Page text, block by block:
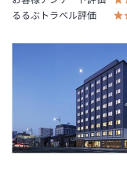
るるぶトラベル評価